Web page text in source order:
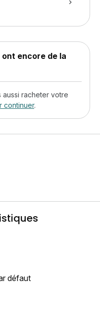
encore de la
racheter votre
continuer.
défaut